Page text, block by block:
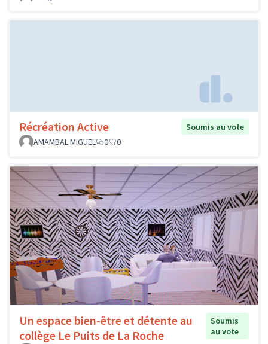
Récréation Active
Soumis au vote
AMAMBAL MIGUEL
0 0
Un espace bien-être et détente au
collège Le Puits de La Roche
Soumis
au vote